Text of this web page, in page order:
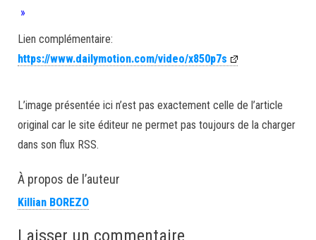
»
Lien complémentaire:
https://www.dailymotion.com/video/x850p7s
L’image présentée ici n’est pas exactement celle de l’article
original car le site éditeur ne permet pas toujours de la charger
dans son flux RSS.
À propos de l’auteur
Killian BOREZO
Laisser un commentaire